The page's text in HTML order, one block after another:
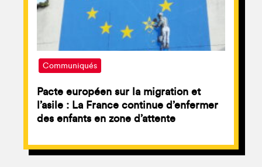
Communiqués
Pacte européen sur la migration et
l’asile : La France continue d’enfermer
des enfants en zone d’attente